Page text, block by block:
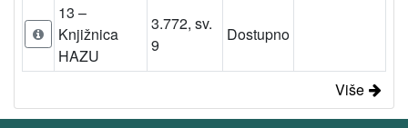
13 –
Knjižnica
HAZU
3.772, sv.
9
Dostupno
Više